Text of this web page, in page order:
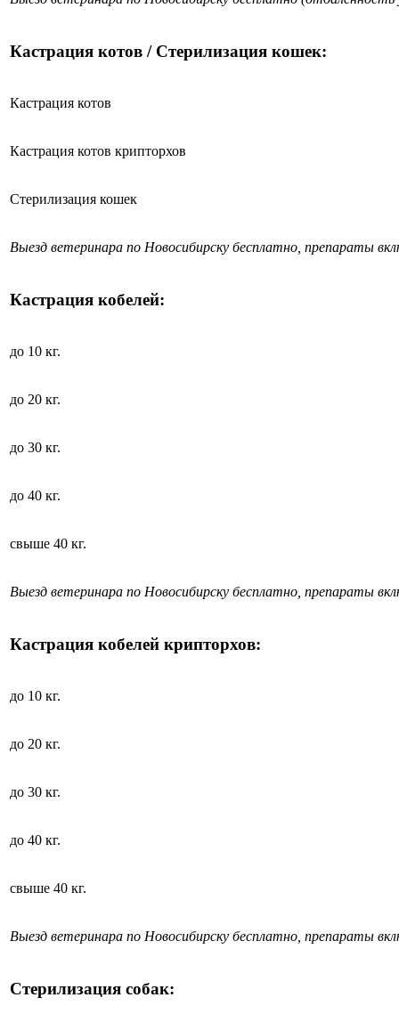
Кастрация котов / Стерилизация кошек:
Кастрация котов
Кастрация котов крипторхов
Стерилизация кошек
Выезд ветеринара по Новосибирску бесплатно, препараты
Кастрация кобелей:
до 10 кг.
до 20 кг.
до 30 кг.
до 40 кг.
свыше 40 кг.
Выезд ветеринара по Новосибирску бесплатно, препараты
Кастрация кобелей крипторхов:
до 10 кг.
до 20 кг.
до 30 кг.
до 40 кг.
свыше 40 кг.
Выезд ветеринара по Новосибирску бесплатно, препараты
Стерилизация собак: